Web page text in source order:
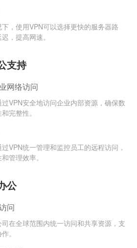
，使用VPN可以选择更快的服务器路
，提高网速。
支持
网络访问
过VPN安全地访问企业内部资源，确保数
完整性。
VPN统一管理和监控员工的远程访问，
管理效率。
公
问
司在全球范围内统一访问和共享资源，支
。